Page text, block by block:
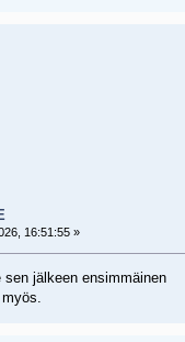
16:51:55 »
jälkeen ensimmäinen